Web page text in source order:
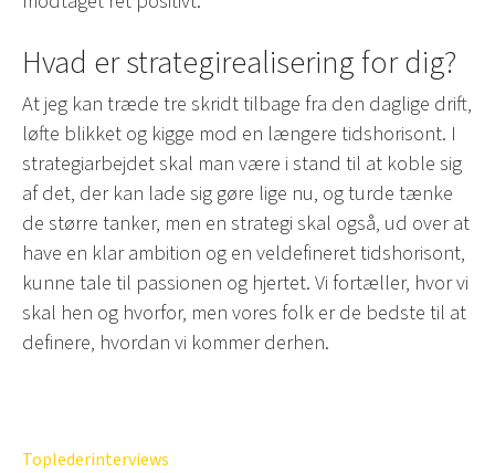
Hvad er strategirealisering for dig?
At jeg kan træde tre skridt tilbage fra den daglige drift,
løfte blikket og kigge mod en længere tidshorisont. I
strategiarbejdet skal man være i stand til at koble sig
af det, der kan lade sig gøre lige nu, og turde tænke
de større tanker, men en strategi skal også, ud over at
have en klar ambition og en veldefineret tidshorisont,
kunne tale til passionen og hjertet. Vi fortæller, hvor vi
skal hen og hvorfor, men vores folk er de bedste til at
definere, hvordan vi kommer derhen.
Toplederinterviews